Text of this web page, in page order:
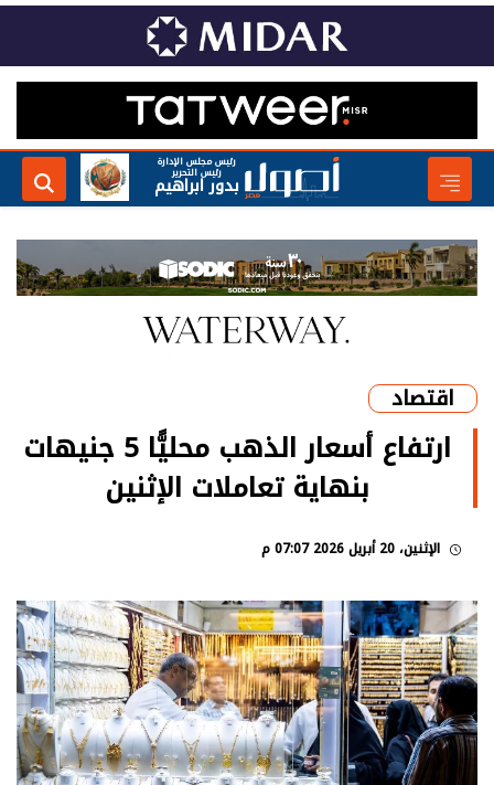
رئيس مجلس الإدارة
رئيس التحرير
بدور ابراهيم
اقتصاد
ارتفاع أسعار الذهب محليًّا 5 جنيهات
بنهاية تعاملات الإثنين
الإثنين، 20 أبريل 2026 07:07 م